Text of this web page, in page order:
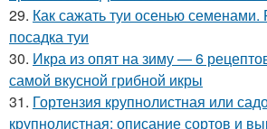
29. Как сажать туи осенью
посадка туи
30. Икра из опят на зиму — 6
самой вкусной грибной икры
31. Гортензия крупнолистная или
крупнолистная: описание сортов и